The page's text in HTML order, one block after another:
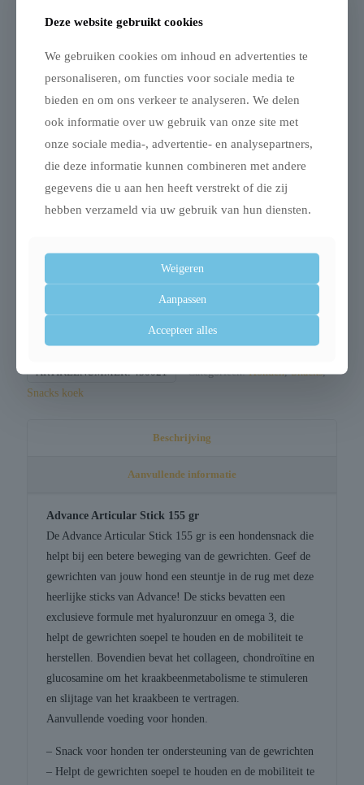
Advance articular stick
7,09
2 op voorraad
Advance
articular
Toevoegen aan
Voor 17.00 uur besteld morgen in huis
Veilig online betalen via iDeal
ARTIKELNUMMER:450021 Categorieën:Honden,Snacks,
Snacks koek
Beschrijving
Aanvullende informatie
Advance Articular Stick 155 gr
De Advance Articular Stick 155 gr is een hondensnack die
helpt bij een betere beweging van de gewrichten. Geef de
gewrichten van jouw hond een steuntje in de rug met deze
heerlijke sticks van Advance! De sticks bevatten een
exclusieve formule met hyaluronzuur en omega 3, die
helpt de gewrichten soepel te houden en de mobiliteit te
herstellen. Bovendien bevat het collageen, chondroïtine en
glucosamine om het kraakbeenmetabolisme te stimuleren
en slijtage van het kraakbeen te vertragen.
Aanvullende voeding voor honden.
– Snack voor honden ter ondersteuning van de gewrichten
– Helpt de gewrichten soepel te houden en de mobiliteit te
Deze website gebruikt cookies
We gebruiken cookies om inhoud en advertenties te
personaliseren, om functies voor sociale media te
bieden en om ons verkeer te analyseren. We delen
ook informatie over uw gebruik van onze site met
onze sociale media-, advertentie- en analysepartners,
die deze informatie kunnen combineren met andere
gegevens die u aan hen heeft verstrekt of die zij
hebben verzameld via uw gebruik van hun diensten.
Weigeren
Aanpassen
Accepteer alles